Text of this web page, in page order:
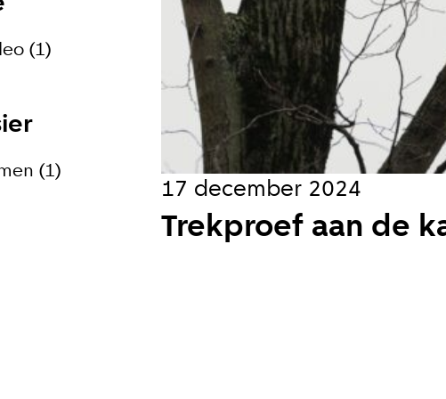
Wekelijks
Maandelijks
Ik ga akkoord met de privacy
Aanmelden
Video (1)
Bomen (1)
Trekproef aan de
17 december 2024